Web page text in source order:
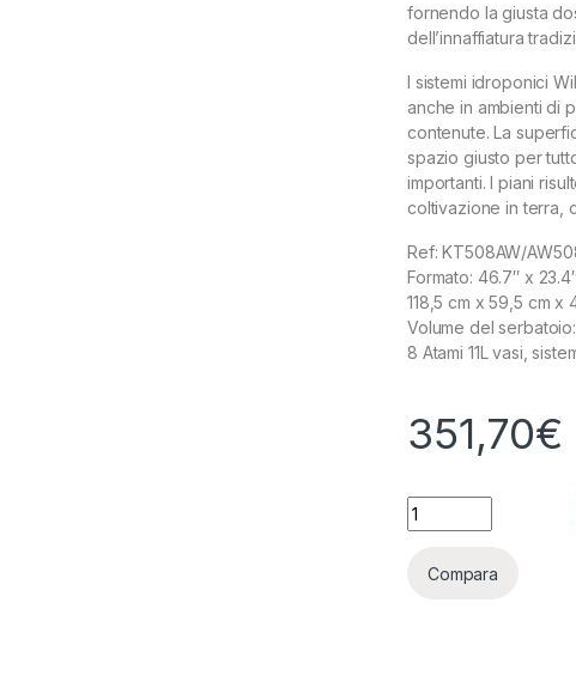
fornendo la giusta
dell’innaffiatura
I sistemi idroponici
anche in ambienti di
contenute. La
spazio giusto per
importanti. I piani
coltivazione in terra,
Ref: KT508AW/
Formato: 46.7″ x
118,5 cm x 59,5 cm x
Volume del
8 Atami 11L vasi,
351,70€
WILMA - GROW
Compara